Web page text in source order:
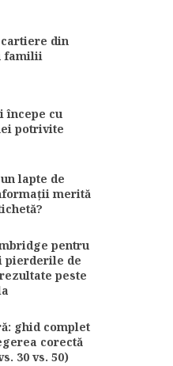
din
familii
cu
potrivite
lapte de
merită
pentru
pierderile de
peste
ghid complet
corectă
30 vs. 50)